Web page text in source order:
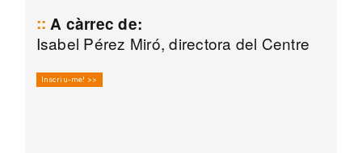
A càrrec de:
Isabel Pérez Miró, directora del Centre
Inscriu-me! >>